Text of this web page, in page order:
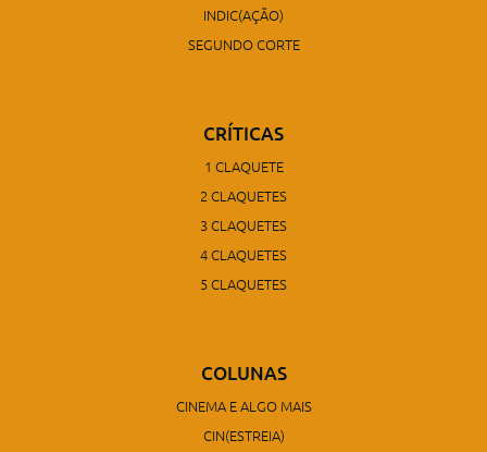
INDIC(AÇÃO)
SEGUNDO CORTE
CRÍTICAS
1 CLAQUETE
2 CLAQUETES
3 CLAQUETES
4 CLAQUETES
5 CLAQUETES
COLUNAS
CINEMA E ALGO MAIS
CIN(ESTREIA)